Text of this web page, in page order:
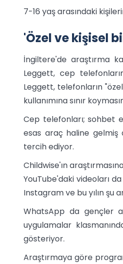
7-16 yaş arasındaki
'Özel ve kişisel
İngiltere'de araştırma
Leggett, cep
Leggett, telefonların
kullanımına sınır
Cep telefonları; sohbet
esas araç haline gelmiş
tercih ediyor.
Childwise'ın
YouTube'daki videoları
Instagram ve bu yılın şu
WhatsApp da gençler
uygulamalar
gösteriyor.
Araştırmaya göre